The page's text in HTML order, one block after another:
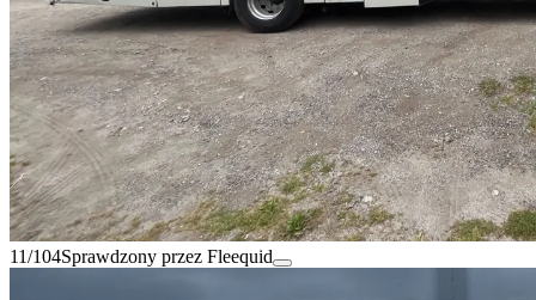
11/104Sprawdzony przez Fleequid